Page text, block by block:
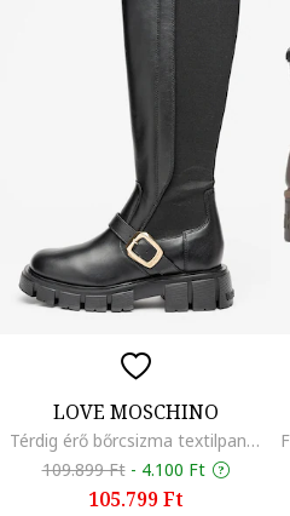
LOVE MOSCHINO
Térdig érő bőrcsizma textilpanelekkel, Fekete
109.899 Ft - 4.100 Ft
105.799 Ft